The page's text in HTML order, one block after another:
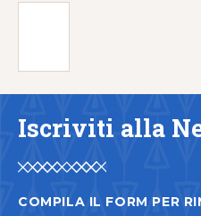
Iscriviti alla
COMPILA IL FORM PER